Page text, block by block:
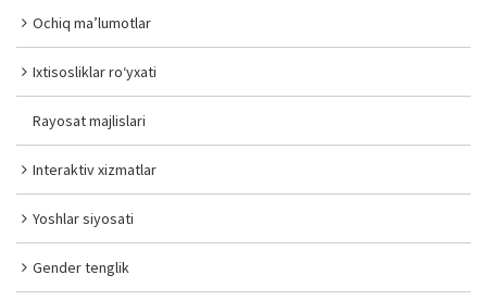
Ochiq ma’lumotlar
Ixtisosliklar ro‘yxati
Rayosat majlislari
Interaktiv xizmatlar
Yoshlar siyosati
Gender tenglik